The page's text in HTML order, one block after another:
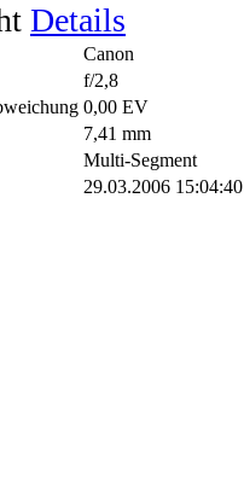
Details
Canon
f/2,8
0,00 EV
7,41 mm
Multi-Segment
29.03.2006 15:04:40